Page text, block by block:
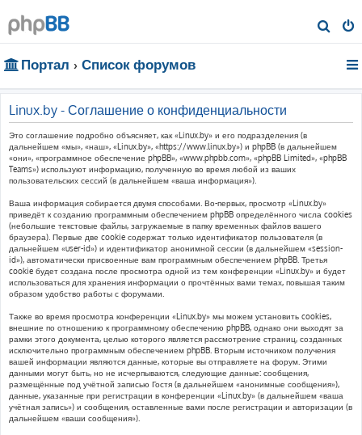
о
Портал Список форумов
Linux.by - Соглашение о конфиденциальности
Это соглашение подробно объясняет, как «Linux.by» и его подразделения (в
дальнейшем «мы», «наш», «Linux.by», «https://www.linux.by») и phpBB (в дальнейшем
«они», «программное обеспечение phpBB», «www.phpbb.com», «phpBB Limited», «phpBB
Teams») используют информацию, полученную во время любой из ваших
пользовательских сессий (в дальнейшем «ваша информация»).
Ваша информация собирается двумя способами. Во-первых, просмотр «Linux.by»
приведёт к созданию программным обеспечением phpBB определённого числа cookies
(небольшие текстовые файлы, загружаемые в папку временных файлов вашего
браузера). Первые две cookie содержат только идентификатор пользователя (в
дальнейшем «user-id») и идентификатор анонимной сессии (в дальнейшем «session-
id»), автоматически присвоенные вам программным обеспечением phpBB. Третья
cookie будет создана после просмотра одной из тем конференции «Linux.by» и будет
использоваться для хранения информации о прочтённых вами темах, повышая таким
образом удобство работы с форумами.
Также во время просмотра конференции «Linux.by» мы можем установить cookies,
внешние по отношению к программному обеспечению phpBB, однако они выходят за
рамки этого документа, целью которого является рассмотрение страниц, созданных
исключительно программным обеспечением phpBB. Вторым источником получения
вашей информации являются данные, которые вы отправляете на форум. Этими
данными могут быть, но не исчерпываются, следующие данные: сообщения,
размещённые под учётной записью Гостя (в дальнейшем «анонимные сообщения»),
данные, указанные при регистрации в конференции «Linux.by» (в дальнейшем «ваша
учётная запись») и сообщения, оставленные вами после регистрации и авторизации (в
дальнейшем «ваши сообщения»).